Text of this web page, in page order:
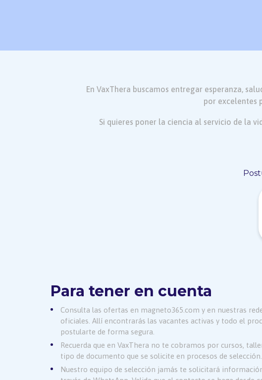
En VaxThera buscamos entregar esperanza,
por excelentes
Si quieres poner la ciencia al servicio de la
Para tener en cuenta
Consulta las ofertas en magneto365.com y en nuestras
oficiales. Allí encontrarás las vacantes activas y todo el
postularte de forma segura.
Recuerda que en VaxThera no te cobramos por cursos,
tipo de documento que se solicite en procesos de selección.
Nuestro equipo de selección jamás te solicitará